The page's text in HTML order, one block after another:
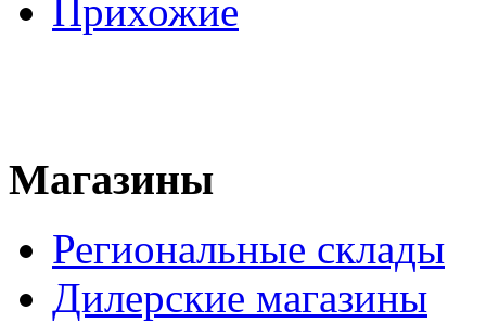
Прихожие
Магазины
Региональные склады
Дилерские магазины